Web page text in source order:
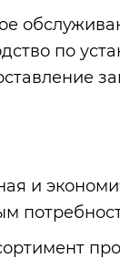
по
и